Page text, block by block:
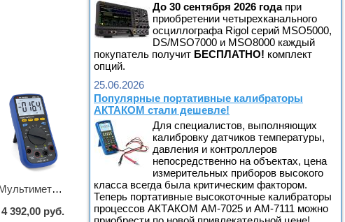
Мультиметр цифровой АММ-1203
4 392,00 руб.
До 30 сентября 2026 годапри
приобретении четырехканального
осциллографа Rigol серий MSO5000,
DS/MSO7000 и MSO8000 каждый
покупатель получит БЕСПЛАТНО! комплект
опций.
25.06.2026
Популярные портативные калибраторы
АКТАКОМ стали дешевле!
Для специалистов, выполняющих
калибровку датчиков температуры,
давления и контроллеров
непосредственно на объектах, цена
измерительных приборов высокого
класса всегда была критическим фактором.
Теперь портативные высокоточные калибраторы
процессов АКТАКОМ АМ-7025 и АМ-7111 можно